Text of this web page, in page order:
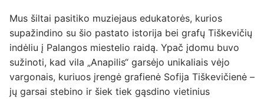
Mus šiltai pasitiko muziejaus edukatorės, kurios
supažindino su šio pastato istorija bei grafų Tiškevičių
indėliu į Palangos miestelio raidą. Ypač įdomu buvo
sužinoti, kad vila „Anapilis“ garsėjo unikaliais vėjo
vargonais, kuriuos įrengė grafienė Sofija Tiškevičienė –
jų garsai stebino ir šiek tiek gąsdino vietinius